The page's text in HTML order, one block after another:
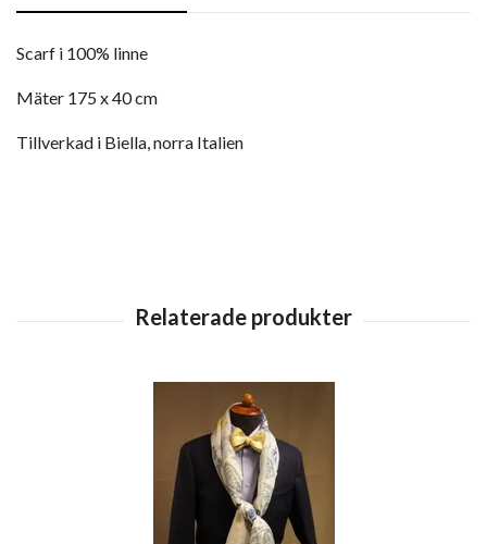
Scarf i 100% linne
Mäter 175 x 40 cm
Tillverkad i Biella, norra Italien